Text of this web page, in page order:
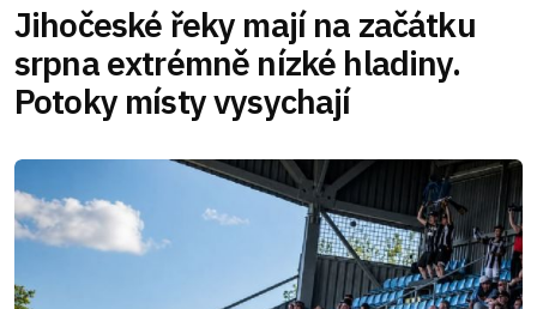
Jihočeské řeky mají na začátku
srpna extrémně nízké hladiny.
Potoky místy vysychají